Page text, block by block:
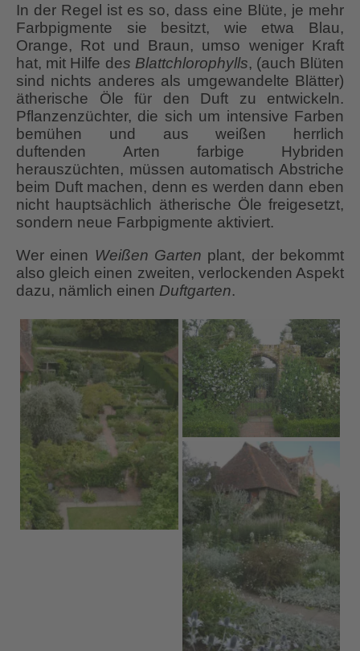
In der Regel ist es so, dass eine Blüte, je mehr
Farbpigmente sie besitzt, wie etwa Blau,
Orange, Rot und Braun, umso weniger Kraft
hat, mit Hilfe des Blattchlorophylls, (auch Blüten
sind nichts anderes als umgewandelte Blätter)
ätherische Öle für den Duft zu entwickeln.
Pflanzenzüchter, die sich um intensive Farben
bemühen und aus weißen herrlich
duftenden Arten farbige Hybriden
herauszüchten, müssen automatisch Abstriche
beim Duft machen, denn es werden dann eben
nicht hauptsächlich ätherische Öle freigesetzt,
sondern neue Farbpigmente aktiviert.
Wer einen Weißen Garten plant, der bekommt
also gleich einen zweiten, verlockenden Aspekt
dazu, nämlich einen Duftgarten.